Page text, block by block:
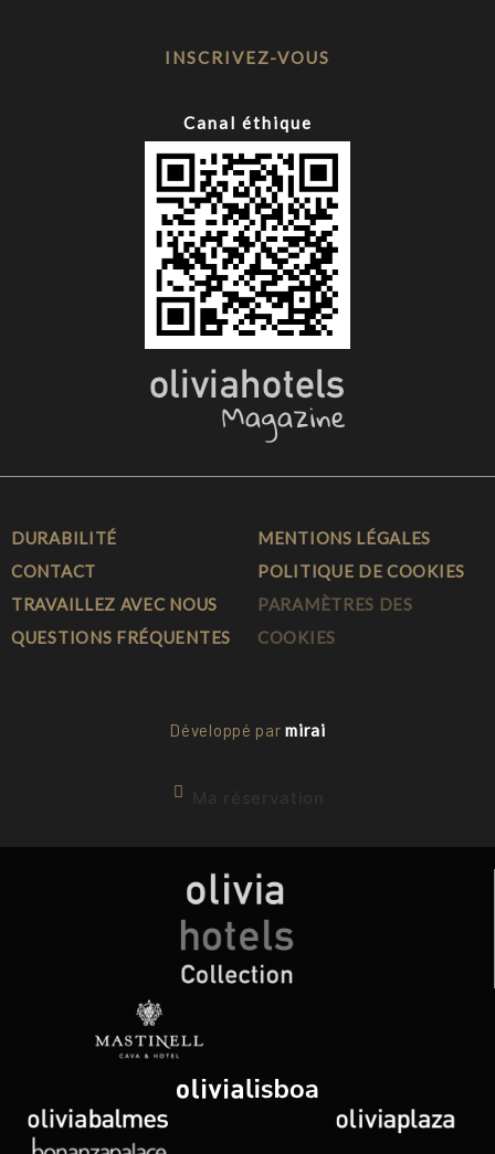
INSCRIVEZ-VOUS
Canal éthique
DURABILITÉ
CONTACT
TRAVAILLEZ AVEC NOUS
QUESTIONS FRÉQUENTES
MENTIONS LÉGALES
POLITIQUE DE COOKIES
PARAMÈTRES DES
COOKIES
Développé parmirai